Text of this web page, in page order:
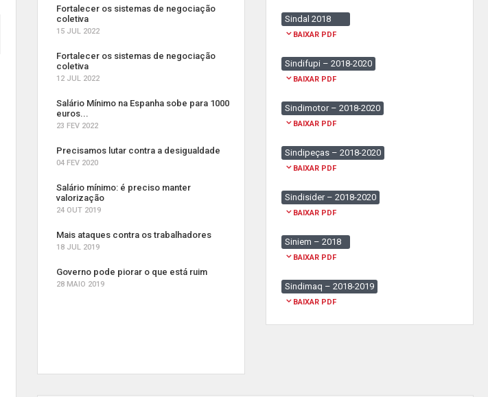
Fortalecer os sistemas de negociação
coletiva
15 JUL 2022
Fortalecer os sistemas de negociação
coletiva
12 JUL 2022
Salário Mínimo na Espanha sobe para 1000
euros...
23 FEV 2022
Precisamos lutar contra a desigualdade
04 FEV 2020
Salário mínimo: é preciso manter
valorização
24 OUT 2019
Mais ataques contra os trabalhadores
18 JUL 2019
Governo pode piorar o que está ruim
28 MAIO 2019
Sindal 2018
BAIXAR PDF
Sindifupi – 2018-2020
BAIXAR PDF
Sindimotor – 2018-2020
BAIXAR PDF
Sindipeças – 2018-2020
BAIXAR PDF
Sindisider – 2018-2020
BAIXAR PDF
Siniem – 2018
BAIXAR PDF
Sindimaq – 2018-2019
BAIXAR PDF